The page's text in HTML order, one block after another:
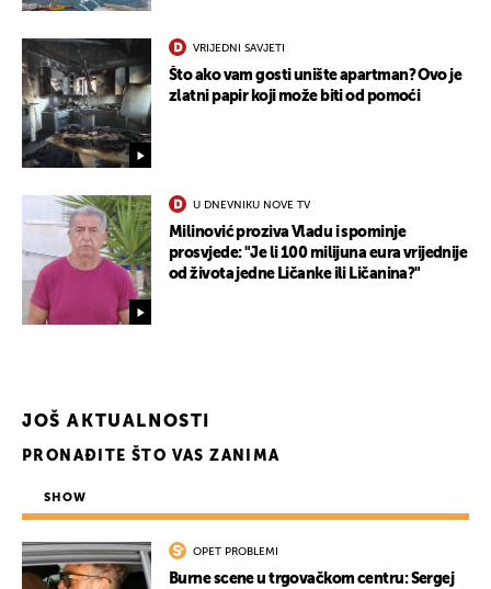
VRIJEDNI SAVJETI
Što ako vam gosti unište apartman? Ovo je
zlatni papir koji može biti od pomoći
U DNEVNIKU NOVE TV
Milinović proziva Vladu i spominje
prosvjede: "Je li 100 milijuna eura vrijednije
od života jedne Ličanke ili Ličanina?"
JOŠ AKTUALNOSTI
PRONAĐITE ŠTO VAS ZANIMA
SHOW
OPET PROBLEMI
Burne scene u trgovačkom centru: Sergej
UKLJUČITE NOTIFIKACIJE